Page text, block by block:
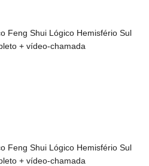
Feng Shui Lógico Hemisfério Sul
+ vídeo-chamada
Feng Shui Lógico Hemisfério Sul
+ vídeo-chamada